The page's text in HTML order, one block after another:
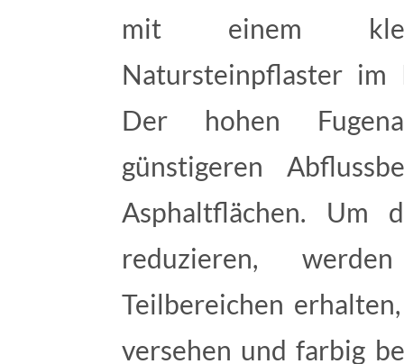
mit einem
Natursteinpflaster im
Der hohen
günstigeren
Asphaltflächen. Um
reduzieren,
Teilbereichen
versehen und farbig